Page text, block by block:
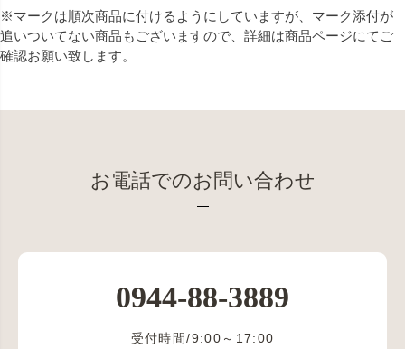
※マークは順次商品に付けるようにしていますが、マーク添付が
追いついてない商品もございますので、詳細は商品ページにてご
確認お願い致します。
お電話でのお問い合わせ
0944-88-3889
受付時間/9:00～17:00